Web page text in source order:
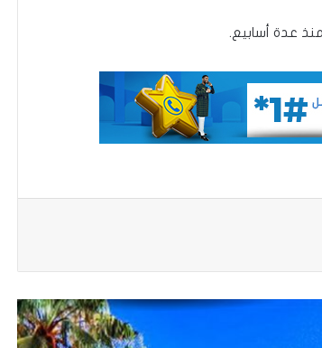
عدة أسابيع.
تعميم جديد مشترك لتنظيم بيع ونقل
الخبز على عموم التراب الوطني
تساقطات مطرية على مناطق متفرقة
الفوري لجميع الآليات القانونية والتعاقدية